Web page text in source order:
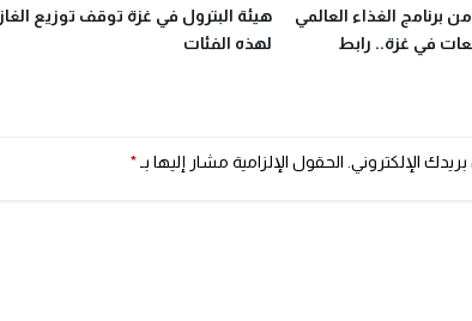
برنامج الغذاء العالمي
في غزة.. رابط
هيئة البترول في غزة توقف توزيع الغاز
لهذه الفئات
الإلكتروني. الحقول الإلزامية مشار إليها بـ *